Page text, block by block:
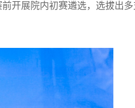
开展院内初赛遴选，选拔出